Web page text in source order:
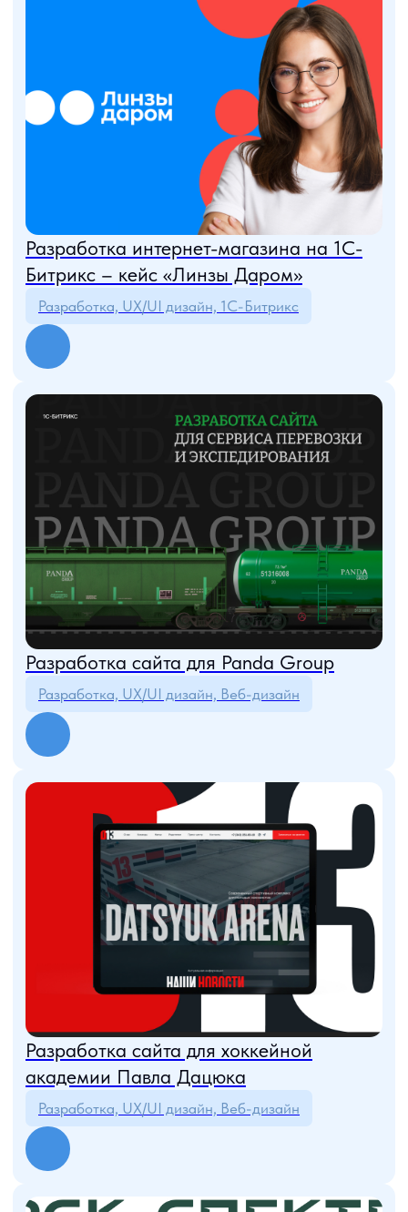
Разработка сайта для РСК Спектр
Разработка сайта Betonica.pro
UX/UI дизайн, Веб-дизайн, Tilda
Разработка сайта и конфигуратора
видеостен
Разработка, Веб-дизайн, Tilda
Разработка сайта для сети автошкол
UX/UI дизайн, Веб-дизайн, Tilda
Разработка сайта для арены
UX/UI дизайн, Веб-дизайн, Tilda